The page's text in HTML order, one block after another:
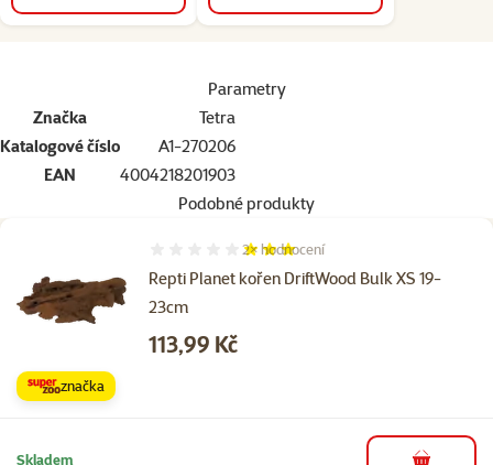
superzoo.product.detail.contentParametry
Značka
Tetra
Katalogové číslo
A1-270206
EAN
4004218201903
Podobné produkty
Repti Planet kořen DriftWood Bulk XS 19-
23cm
Hodnocení 60%, počet hodnocení: 2
2× hodnocení
Cena
113,99 Kč
značka
Skladem